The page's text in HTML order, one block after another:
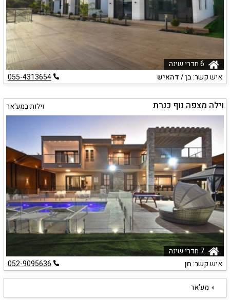
איש קשר:בן / דהאיש 055-4313654
וילה מצפה נוף כנרת וילות במע'אר
7 חדרי שינה
איש קשר:חן 052-9095636
מע'אר